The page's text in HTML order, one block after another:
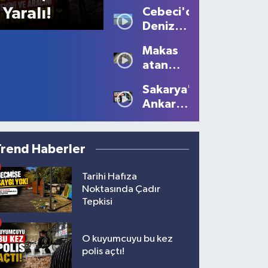
Yaralı!
Büyüledi:
Kartpostallık
Manzaralar
Oluştu
Cebeci'de
Deniz
Tüm
Güzelliğiyle
Devam
Ediyor
Makas
atan
10 bin
lira ceza
Sakarya'dan
Ankara'ya
çağrısı
Haberler
Tarihi Hafıza
Noktasında Çadır
Tepkisi
O kuyumcuyu bu kez
polis açtı!